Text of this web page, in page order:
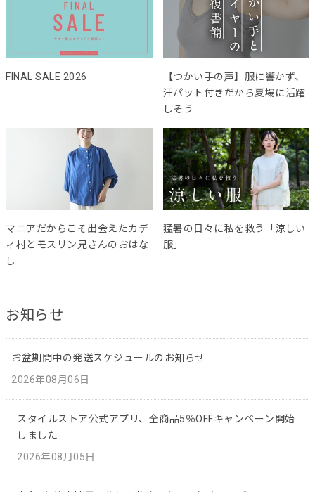
FINAL SALE 2026
【つかい手の声】服に響かず、
汗パット付きだから夏場に活躍
しそう
マニアだからこそ出会えたカデ
ィ村とモスリン兄さんのおはな
し
猛暑の日々に私を救う「涼しい
服」
お知らせ
お盆期間中の発送スケジュールのお知らせ
2026年08月06日
スタイルストア公式アプリ、全商品5％OFFキャンペーン開始
しました
2026年08月05日